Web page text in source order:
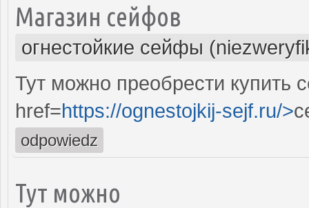
Магазин сейфов
огнестойкие сейфы
Тут можно преобрести купить
href=https://ognestojkij-sejf.ru/>
odpowiedz
Тут можно